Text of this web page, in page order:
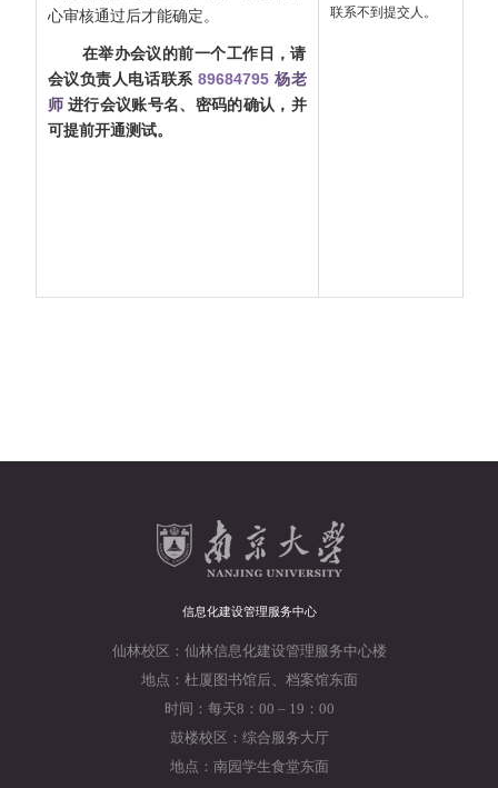
心审核通过后才能确定。
在举办会议的前一个工作日，请
会议负责人电话联系89684795 杨老
师进行会议账号名、密码的确认，并
可提前开通测试。
联系不到提交人。
信息化建设管理服务中心
仙林校区：仙林信息化建设管理服务中心楼
地点：杜厦图书馆后、档案馆东面
时间：每天8：00 – 19：00
鼓楼校区：综合服务大厅
地点：南园学生食堂东面